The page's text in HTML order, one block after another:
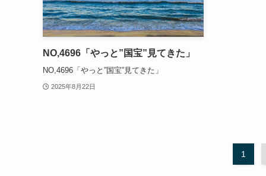
NO,4696「やっと”国宝”見てきた」
NO,4696「やっと”国宝”見てきた」
2025年8月22日
1